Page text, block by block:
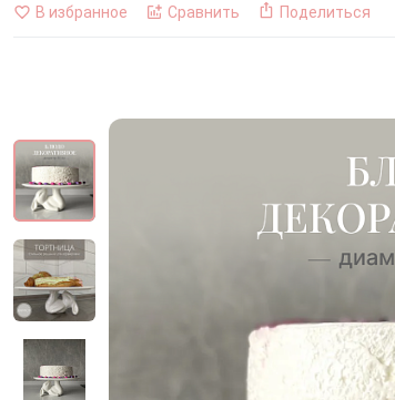
В избранное Сравнить Поделиться